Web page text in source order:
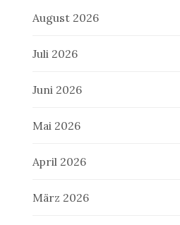
August 2026
Juli 2026
Juni 2026
Mai 2026
April 2026
März 2026